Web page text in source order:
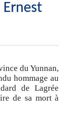
Ernest
du Yunnan,
hommage au
de Lagrée
de sa mort à